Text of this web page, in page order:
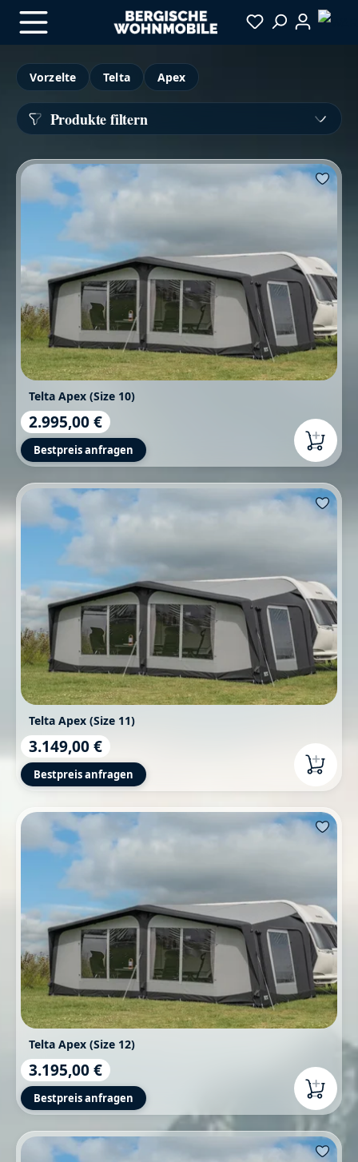
Zum Hauptinhalt springen
Vorzelte
Telta Apex
Produkte filtern
Telta Apex (Size 10)
Regulärer Preis:
2.995,00 €
Bestpreis anfragen
Telta Apex (Size 11)
Regulärer Preis:
3.149,00 €
Bestpreis anfragen
Telta Apex (Size 12)
Regulärer Preis:
3.195,00 €
Bestpreis anfragen